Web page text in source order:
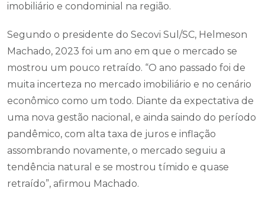
imobiliário e condominial na região.
Segundo o presidente do Secovi Sul/SC, Helmeson
Machado, 2023 foi um ano em que o mercado se
mostrou um pouco retraído. “O ano passado foi de
muita incerteza no mercado imobiliário e no cenário
econômico como um todo. Diante da expectativa de
uma nova gestão nacional, e ainda saindo do período
pandêmico, com alta taxa de juros e inflação
assombrando novamente, o mercado seguiu a
tendência natural e se mostrou tímido e quase
retraído”, afirmou Machado.